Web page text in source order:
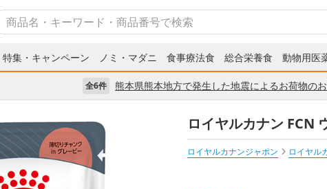
特集・キャンペーン ノミ・マダニ 食事療法食 総合栄養食 動物用医
全6件 熊本県熊本地方で発生した地震によるお荷物の
ロイヤルカナン FCN
ロイヤルカナンジャポン
ロイヤル